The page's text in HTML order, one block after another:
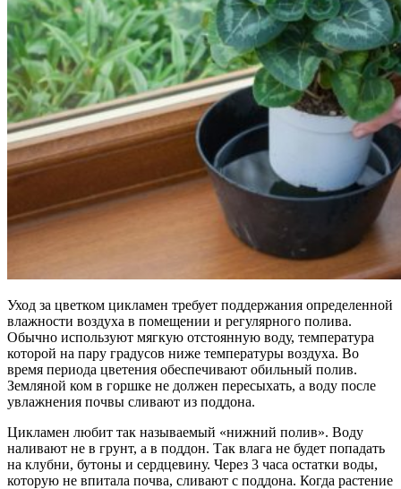
Уход за цветком цикламен требует поддержания определенной
влажности воздуха в помещении и регулярного полива.
Обычно используют мягкую отстоянную воду, температура
которой на пару градусов ниже температуры воздуха. Во
время периода цветения обеспечивают обильный полив.
Земляной ком в горшке не должен пересыхать, а воду после
увлажнения почвы сливают из поддона.
Цикламен любит так называемый «нижний полив». Воду
наливают не в грунт, а в поддон. Так влага не будет попадать
на клубни, бутоны и сердцевину. Через 3 часа остатки воды,
которую не впитала почва, сливают с поддона. Когда растение